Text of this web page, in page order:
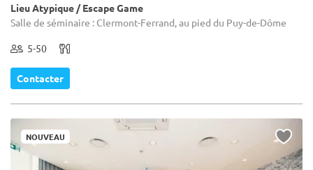
Lieu Atypique / Escape Game
Salle de séminaire : Clermont-Ferrand, au pied du Puy-de-Dôme
5-50
Contacter
NOUVEAU